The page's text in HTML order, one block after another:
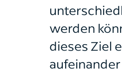
werden
dieses Ziel